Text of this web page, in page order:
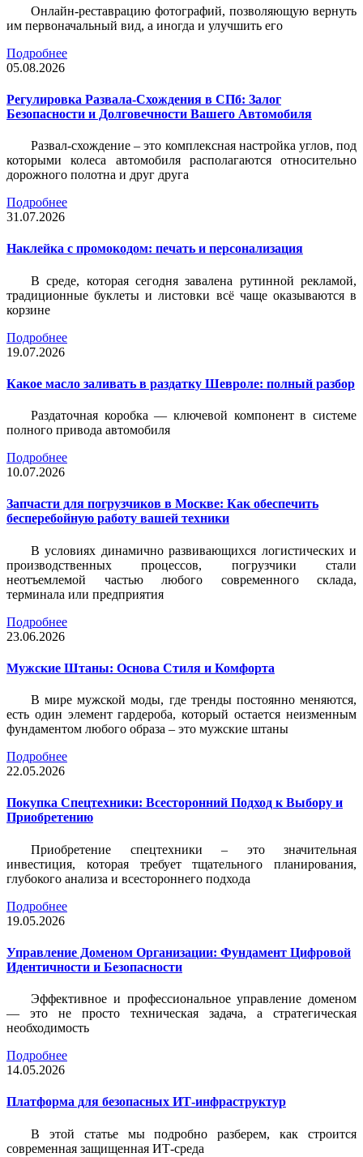
Онлайн-реставрацию фотографий, позволяющую вернуть
им первоначальный вид, а иногда и улучшить его
Подробнее
05.08.2026
Регулировка Развала-Схождения в СПб: Залог
Безопасности и Долговечности Вашего Автомобиля
Развал-схождение – это комплексная настройка углов, под
которыми колеса автомобиля располагаются относительно
дорожного полотна и друг друга
Подробнее
31.07.2026
Наклейка c промокодом: печать и персонализация
В среде, которая сегодня завалена рутинной рекламой,
традиционные буклеты и листовки всё чаще оказываются в
корзине
Подробнее
19.07.2026
Какое масло заливать в раздатку Шевроле: полный разбор
Раздаточная коробка — ключевой компонент в системе
полного привода автомобиля
Подробнее
10.07.2026
Запчасти для погрузчиков в Москве: Как обеспечить
бесперебойную работу вашей техники
В условиях динамично развивающихся логистических и
производственных процессов, погрузчики стали
неотъемлемой частью любого современного склада,
терминала или предприятия
Подробнее
23.06.2026
Мужские Штаны: Основа Стиля и Комфорта
В мире мужской моды, где тренды постоянно меняются,
есть один элемент гардероба, который остается неизменным
фундаментом любого образа – это мужские штаны
Подробнее
22.05.2026
Покупка Спецтехники: Всесторонний Подход к Выбору и
Приобретению
Приобретение спецтехники – это значительная
инвестиция, которая требует тщательного планирования,
глубокого анализа и всестороннего подхода
Подробнее
19.05.2026
Управление Доменом Организации: Фундамент Цифровой
Идентичности и Безопасности
Эффективное и профессиональное управление доменом
— это не просто техническая задача, а стратегическая
необходимость
Подробнее
14.05.2026
Платформа для безопасных ИТ-инфраструктур
В этой статье мы подробно разберем, как строится
современная защищенная ИТ-среда